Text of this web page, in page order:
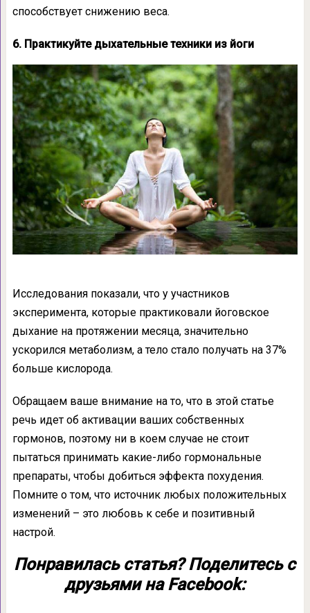
способствует снижению веса.
6. Практикуйте дыхательные техники из йоги
Исследования показали, что у участников
эксперимента, которые практиковали йоговское
дыхание на протяжении месяца, значительно
ускорился метаболизм, а тело стало получать на 37%
больше кислорода.
Обращаем ваше внимание на то, что в этой статье
речь идет об активации ваших собственных
гормонов, поэтому ни в коем случае не стоит
пытаться принимать какие-либо гормональные
препараты, чтобы добиться эффекта похудения.
Помните о том, что источник любых положительных
изменений – это любовь к себе и позитивный
настрой.
Понравилась статья? Поделитесь с
друзьями на Facebook: